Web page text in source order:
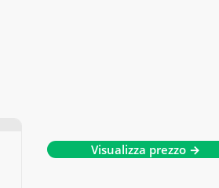
Visualizza prezzo →